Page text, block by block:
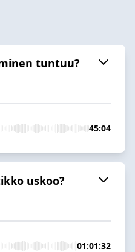
tuntuu?
45:04
uskoo?
01:01:32